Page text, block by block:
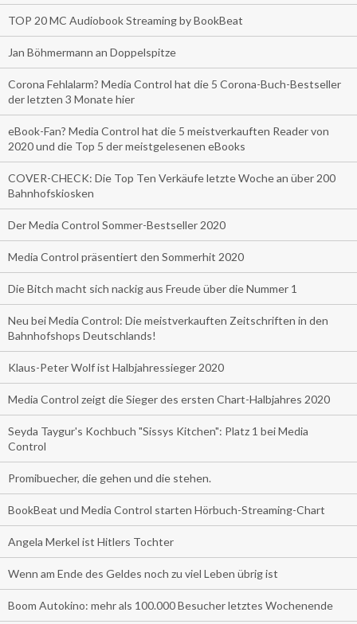
TOP 20 MC Audiobook Streaming by BookBeat
Jan Böhmermann an Doppelspitze
Corona Fehlalarm? Media Control hat die 5 Corona-Buch-Bestseller
der letzten 3 Monate hier
eBook-Fan? Media Control hat die 5 meistverkauften Reader von
2020 und die Top 5 der meistgelesenen eBooks
COVER-CHECK: Die Top Ten Verkäufe letzte Woche an über 200
Bahnhofskiosken
Der Media Control Sommer-Bestseller 2020
Media Control präsentiert den Sommerhit 2020
Die Bitch macht sich nackig aus Freude über die Nummer 1
Neu bei Media Control: Die meistverkauften Zeitschriften in den
Bahnhofshops Deutschlands!
Klaus-Peter Wolf ist Halbjahressieger 2020
Media Control zeigt die Sieger des ersten Chart-Halbjahres 2020
Seyda Taygur's Kochbuch "Sissys Kitchen": Platz 1 bei Media
Control
Promibuecher, die gehen und die stehen.
BookBeat und Media Control starten Hörbuch-Streaming-Chart
Angela Merkel ist Hitlers Tochter
Wenn am Ende des Geldes noch zu viel Leben übrig ist
Boom Autokino: mehr als 100.000 Besucher letztes Wochenende